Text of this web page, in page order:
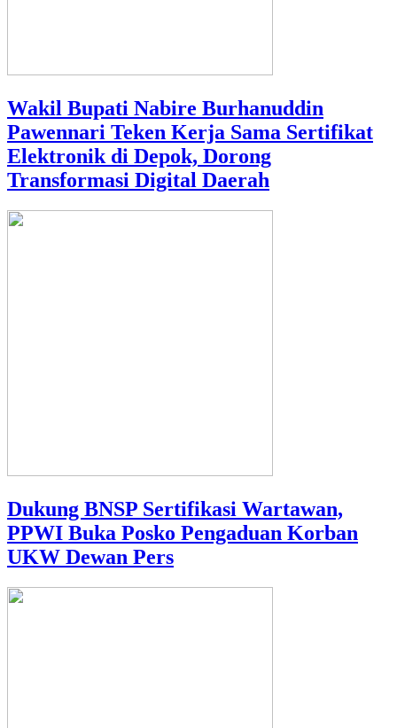
Wakil Bupati Nabire Burhanuddin
Pawennari Teken Kerja Sama Sertifikat
Elektronik di Depok, Dorong
Transformasi Digital Daerah
Dukung BNSP Sertifikasi Wartawan,
PPWI Buka Posko Pengaduan Korban
UKW Dewan Pers